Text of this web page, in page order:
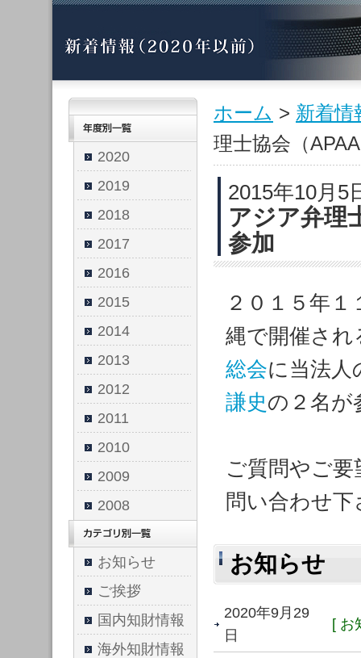
ホーム > 新着情
理士協会（
2015年10月5
アジア弁理
参加
２０１５年
縄で開催され
総会に当法人
謙史の２名が
ご質問やご
問い合わせ下
お知らせ
2020年9月29
日
[ お
2020
2019
2018
2017
2016
2015
2014
2013
2012
2011
2010
2009
2008
お知らせ
ご挨拶
国内知財情報
海外知財情報